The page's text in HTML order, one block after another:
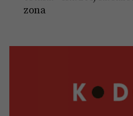
zona